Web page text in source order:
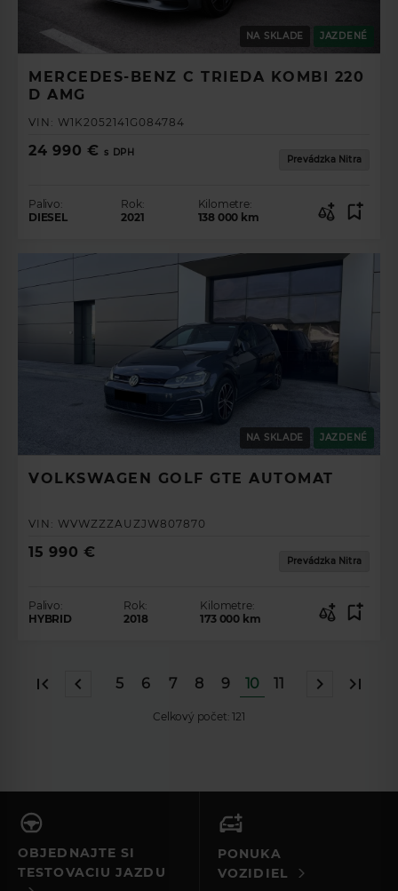
NA SKLADE JAZDENÉ
MERCEDES-BENZ C TRIEDA KOMBI 220
D AMG
VIN: W1K2052141G084784
24 990 € s DPH
Prevádzka Nitra
Palivo:
DIESEL
Rok:
2021
Kilometre:
138 000 km
NA SKLADE JAZDENÉ
VOLKSWAGEN GOLF GTE AUTOMAT
VIN: WVWZZZAUZJW807870
15 990 €
Prevádzka Nitra
Palivo:
HYBRID
Rok:
2018
Kilometre:
173 000 km
5 6 7 8 9 10 11
Celkový počet:121
OBJEDNAJTE SI
TESTOVACIU JAZDU
PONUKA
VOZIDIEL